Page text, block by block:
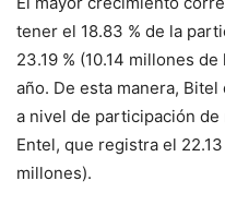
tener el 18.83 % de la
23.19 % (10.14 millones
año. De esta manera,
a nivel de participación
Entel, que registra el
millones).